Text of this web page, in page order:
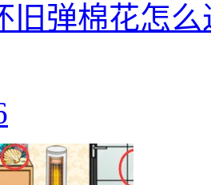
旧弹棉花怎